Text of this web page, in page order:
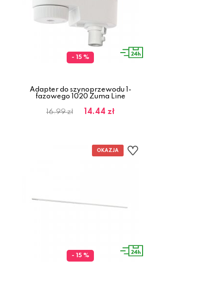
- 15 %
Adapter do szynoprzewodu 1-
fazowego 1020 Zuma Line
16.99 zł 14.44 zł
- 15 %